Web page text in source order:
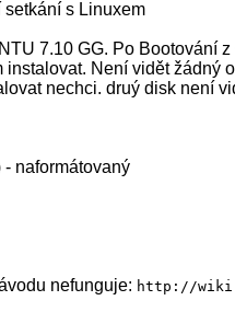
setkání s Linuxem
7.10 GG. Po Bootování
Není vidět žádný
nechci. druý disk není
- naformátovaný
nefunguje: http://